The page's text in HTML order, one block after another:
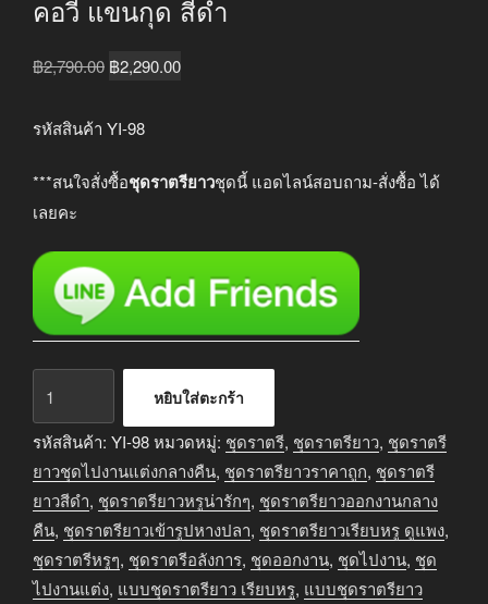
คอวี แขนกุด สีดำ
฿2,790.00 Original
was:
฿2,290.00Current
รหัสสินค้า YI-98
***สนใจสั่งซื้อชุดราตรียาวชุดนี้ แอดไลน์สอบถาม-สั่งซื้อ ได้
เลยคะ
ชุด
ราตรี
ยาว
ออกงาน
กลาง
คืน
เข้า
หยิบใส่ตะกร้า
รหัสสินค้า: YI-98หมวดหมู่: ชุดราตรี, ชุดราตรียาว, ชุดราตรี
ยาวชุดไปงานแต่งกลางคืน, ชุดราตรียาวราคาถูก, ชุดราตรี
ยาวสีดำ, ชุดราตรียาวหรูน่ารักๆ, ชุดราตรียาวออกงานกลาง
คืน, ชุดราตรียาวเข้ารูปหางปลา, ชุดราตรียาวเรียบหรู ดูแพง,
ชุดราตรีหรูๆ, ชุดราตรีอลังการ, ชุดออกงาน, ชุดไปงาน, ชุด
ไปงานแต่ง, แบบชุดราตรียาว เรียบหรู, แบบชุดราตรียาว